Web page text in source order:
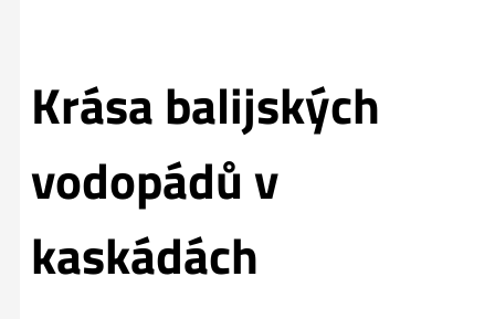
Krása balijských
vodopádů v
kaskádách